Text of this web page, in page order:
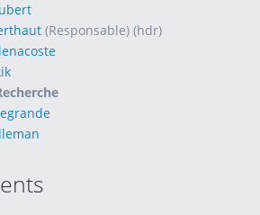
(Responsable) (hdr)